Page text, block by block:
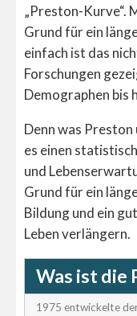
„Preston-Kurve“.
Grund für ein
einfach ist das
Forschungen
Demographen bis
Denn was
es einen
und
Grund für ein
Bildung und ein
Leben verlängern.
Was ist die
1975 entwickelte